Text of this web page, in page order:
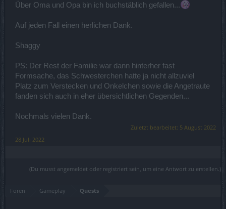
Über Oma und Opa bin ich buchstäblich gefallen...
Auf jeden Fall einen herlichen Dank.
Shaggy
PS: Der Rest der Familie war dann hinterher fast
Formsache, das Schwesterchen hatte ja nicht allzuviel
Platz zum Verstecken und Onkelchen sowie die Angetraute
fanden sich auch in eher übersichtlichen Gegenden...
Nochmals vielen Dank.
Zuletzt bearbeitet: 5 August 2022
28 Juli 2022
(Du musst angemeldet oder registriert sein, um eine Antwort zu erstellen.)
Foren Gameplay Quests